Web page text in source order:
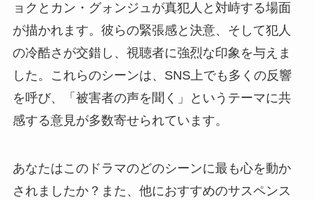
ョクとカン・グォンジュが真犯人と対峙する場面
が描かれます。彼らの緊張感と決意、そして犯人
の冷酷さが交錯し、視聴者に強烈な印象を与えま
した。これらのシーンは、SNS上でも多くの反響
を呼び、「被害者の声を聞く」というテーマに共
感する意見が多数寄せられています。
あなたはこのドラマのどのシーンに最も心を動か
されましたか？また、他におすすめのサスペンス